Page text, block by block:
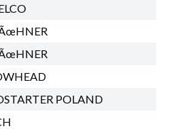
POLAND